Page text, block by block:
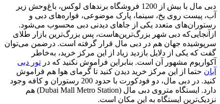
دبی مال با بیش از 1200 فروشگاه برندهای لوکس، باغ‌وحش زیر
آب، پیست روی یخ، سینما، پارک موضوعی، فواره‌های دبی و
رستوران‌های متعدد یکی از جاهای دیدنی دبی محسوب می‌شود.
ازآنجایی‌که دبی شهر بزرگ‌ترین‌هاست، پس بزرگ‌ترین بازار طلای
سرپوشیده جهان هم در دبی مال قرار گرفته است. درضمن می‌توان
گفت که یکی از دلایل بازدید زیاد از این مرکز خرید، به‌خاطر
آکواریوم مشهور آن است. بنابراین فراموش نکنید که در تور دبی
آبان حتما از این مرکز خرید دیدن کنید تا گرمای هوا هم فراموش
کنید. در دبی مال، دو فودکورت با حدود 200 رستوران و کافه‌ وجود
دارد. ایستگاه متروی دبی مال (Dubai Mall Metro Station) هم
نزدیک‌ترین ایستگاه به این مکان است.